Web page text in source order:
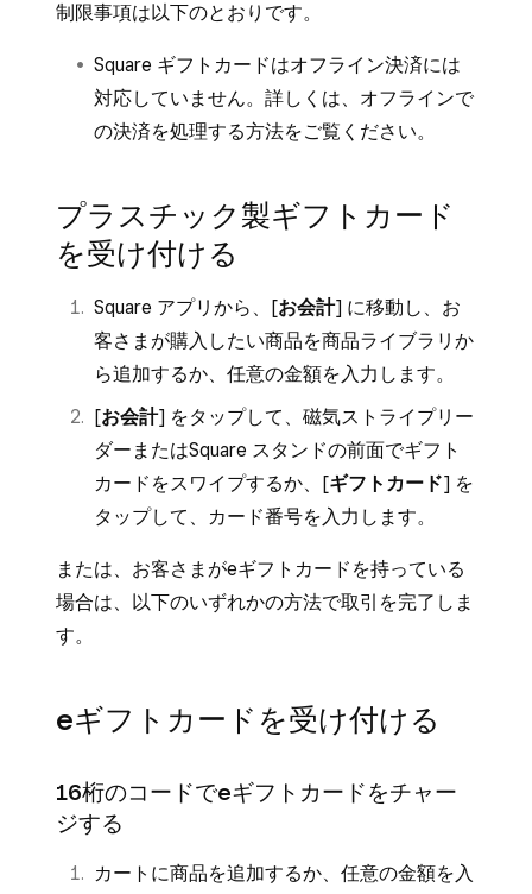
制限事項は以下のとおりです。
Square ギフトカードはオフライン決済には
対応していません。詳しくは、 オフラインで
の決済を処理する方法をご覧ください。
プラスチック製ギフトカード
を受け付ける
Square アプリから、[お会計] に移動し、お
客さまが購入したい商品を商品ライブラリか
ら追加するか、任意の金額を入力します。
[お会計] をタップして、磁気ストライプリー
ダーまたはSquare スタンドの前面でギフト
カードをスワイプするか、[ギフトカード] を
タップして、カード番号を入力します。
または、お客さまがeギフトカードを持っている
場合は、以下のいずれかの方法で取引を完了しま
す。
eギフトカードを受け付ける
16桁のコードでeギフトカードをチャー
ジする
カートに商品を追加するか、任意の金額を入